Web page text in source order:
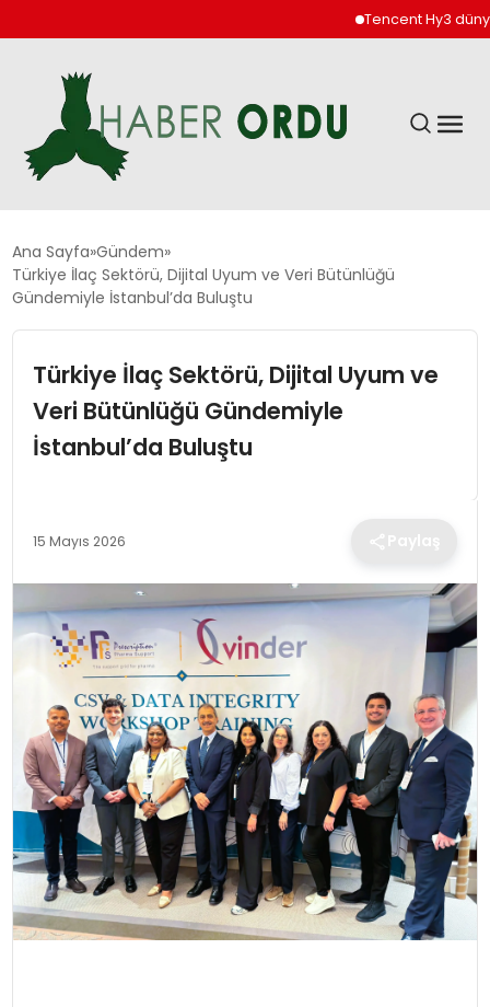
Tencent Hy3 dünya
GÜNDEM
DÜNYA
EKONOMI
SIYASET
MAGAZIN
SPOR
YAŞAM
Ana Sayfa Gündem
Türkiye İlaç Sektörü, Dijital Uyum ve Veri Bütünlüğü
Gündemiyle İstanbul’da Buluştu
Türkiye İlaç Sektörü, Dijital Uyum ve
Veri Bütünlüğü Gündemiyle
İstanbul’da Buluştu
15 Mayıs 2026